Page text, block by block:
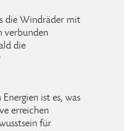
die Windräder mit
verbunden
die
ist es, was
erreichen
für